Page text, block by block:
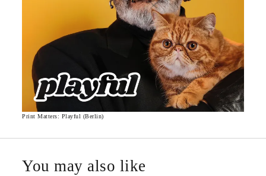
Print Matters: Playful (Berlin)
You may also like